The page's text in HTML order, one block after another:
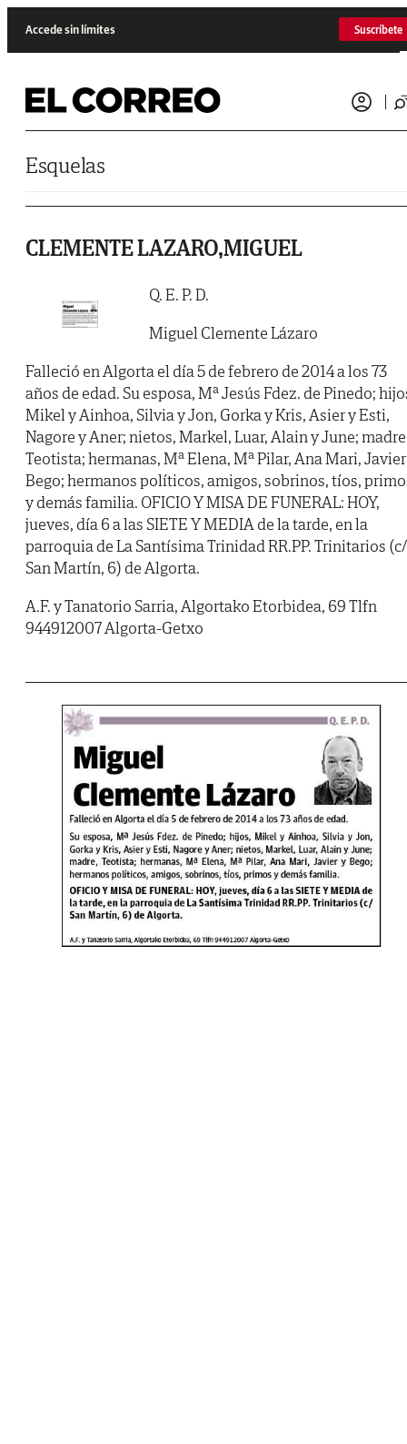
Accede sin límites Suscríbete
Esquelas
CLEMENTE LAZARO,MIGUEL
Q. E. P. D.
Miguel Clemente Lázaro
Falleció en Algorta el día 5 de febrero de 2014 a los 73
años de edad. Su esposa, Mª Jesús Fdez. de Pinedo;
Mikel y Ainhoa, Silvia y Jon, Gorka y Kris, Asier y Esti,
Nagore y Aner; nietos, Markel, Luar, Alain y June;
Teotista; hermanas, Mª Elena, Mª Pilar, Ana Mari,
Bego; hermanos políticos, amigos, sobrinos, tíos,
y demás familia. OFICIO Y MISA DE FUNERAL: HOY,
jueves, día 6 a las SIETE Y MEDIA de la tarde, en la
parroquia de La Santísima Trinidad RR.PP. Trinitarios (c/
San Martín, 6) de Algorta.
A.F. y Tanatorio Sarria, Algortako Etorbidea, 69 Tlfn
944912007 Algorta-Getxo